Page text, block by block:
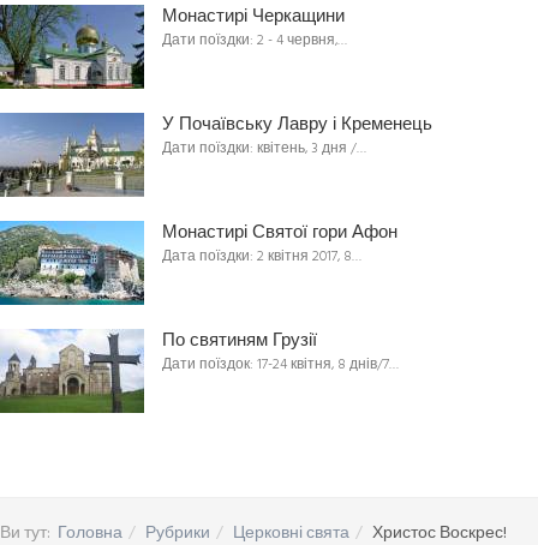
Монастирі Черкащини
Дати поїздки: 2 - 4 червня,…
У Почаївську Лавру і Кременець
Дати поїздки: квітень, 3 дня /…
Монастирі Святої гори Афон
Дата поїздки: 2 квітня 2017, 8…
По святиням Грузії
Дати поїздок: 17-24 квітня, 8 днів/7…
Ви тут: Головна Рубрики Церковні свята Христос Воскрес!